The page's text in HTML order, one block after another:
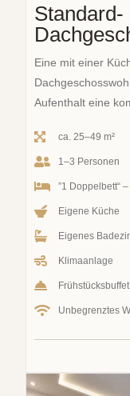
Standard-
Eine mit einer
Aufenthalt eine
ca. 25–49 m²
1–3 Personen
”1 Doppelbett“
Eigene Küche
Eigenes
Klimaanlage
Unbegrenztes